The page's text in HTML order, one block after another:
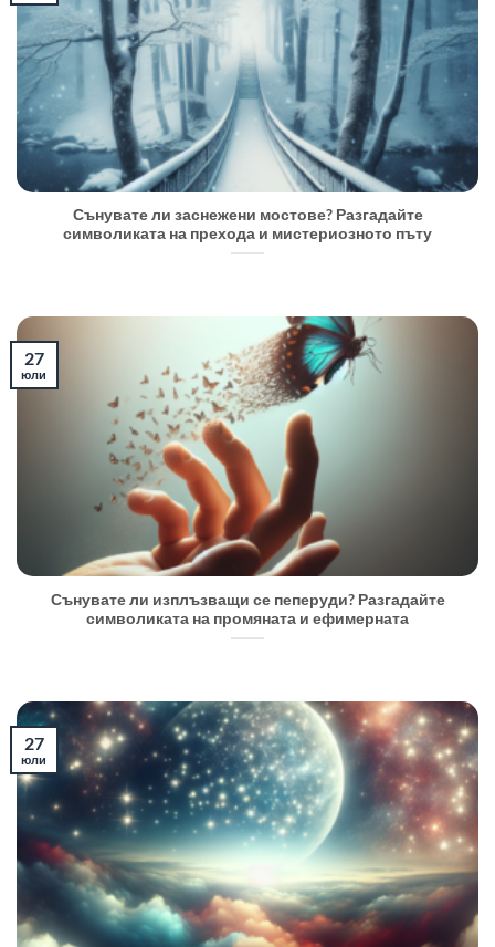
Сънувате ли заснежени мостове? Разгадайте
символиката на прехода и мистериозното пъту
Сънувате ли изплъзващи се пеперуди? Разгадайте
символиката на промяната и ефимерната
27
юли
27
юли